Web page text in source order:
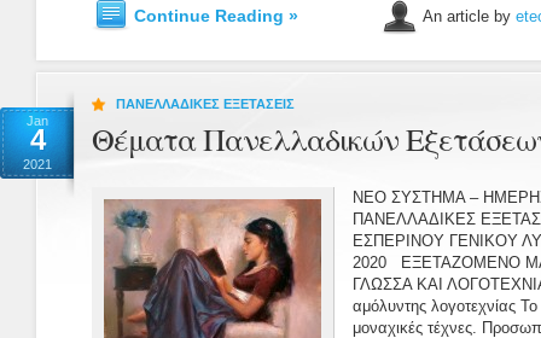
Continue Reading » An article by
Jan
4
2021
ΠΑΝΕΛΛΑΔΙΚΕΣ ΕΞΕΤΑΣΕΙΣ
Θέματα Πανελλαδικών
ΝΕΟ ΣΥΣΤΗΜΑ –
ΠΑΝΕΛΛΑΔΙΚΕΣ
ΕΣΠΕΡΙΝΟΥ ΓΕΝΙΚΟΥ
2020 ΕΞΕΤΑΖΟΜΕΝΟ
ΓΛΩΣΣΑ ΚΑΙ
αμόλυντης λογοτεχνίας
μοναχικές τέχνες.